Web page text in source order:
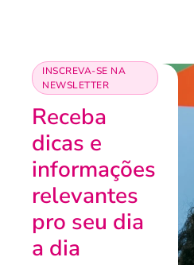
INSCREVA-SE NA
NEWSLETTER
Receba
dicas e
informações
relevantes
pro seu dia
a dia